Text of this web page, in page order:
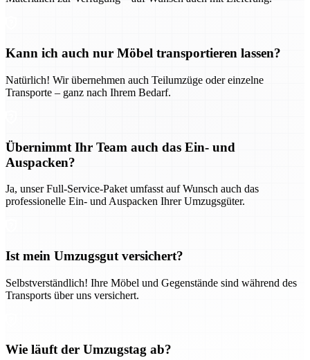
Kann ich auch nur Möbel transportieren lassen?
Natürlich! Wir übernehmen auch Teilumzüge oder einzelne
Transporte – ganz nach Ihrem Bedarf.
Übernimmt Ihr Team auch das Ein- und
Auspacken?
Ja, unser Full-Service-Paket umfasst auf Wunsch auch das
professionelle Ein- und Auspacken Ihrer Umzugsgüter.
Ist mein Umzugsgut versichert?
Selbstverständlich! Ihre Möbel und Gegenstände sind während des
Transports über uns versichert.
Wie läuft der Umzugstag ab?